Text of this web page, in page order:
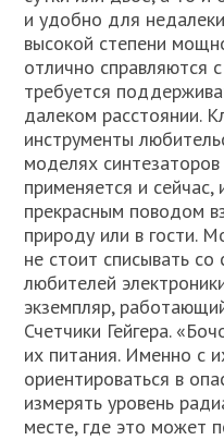
и удобно для
высокой степени
отлично справляются
требуется
далеком расстоянии.
инструменты
моделях
применяется и
прекрасным поводом
природу или в гости.
не стоит списывать со
любителей
экземпляр,
Счетчики Гейгера.
их питания. Именно с
ориентироваться в
измерять уровень
месте, где это может